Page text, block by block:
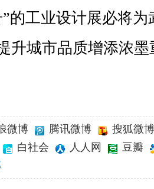
的工业设计展必将为
升城市品质增添浓墨
微博 腾讯微博
搜狐微博
白社会 人人网
豆瓣